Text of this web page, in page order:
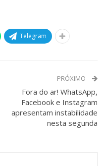
Telegram
PRÓXIMO
Fora do ar! WhatsApp,
Facebook e Instagram
apresentam instabilidade
nesta segunda